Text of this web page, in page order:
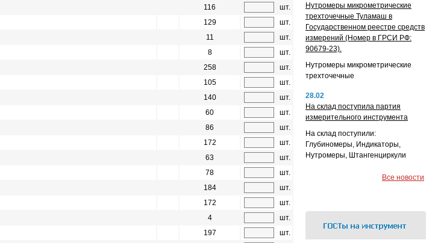
Нутромеры микрометрические
трехточечные Туламаш в
Государственном реестре средств
измерений (Номер в ГРСИ РФ:
90679-23).
Нутромеры микрометрические
трехточечные
28.02
На склад поступила партия
измерительного инструмента
На склад поступили:
Глубиномеры, Индикаторы,
Нутромеры, Штангенциркули
Все новости
116
шт.
129
шт.
11
шт.
8
шт.
258
шт.
105
шт.
140
шт.
60
шт.
86
шт.
172
шт.
63
шт.
78
шт.
184
шт.
172
шт.
4
шт.
197
шт.